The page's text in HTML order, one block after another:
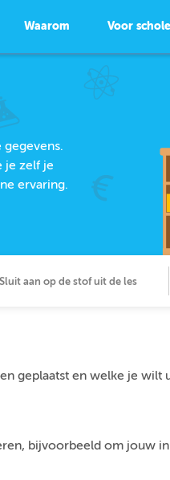
Waarom Voor
je zelf je
ervaring.
Sluit aan op de stof uit de les
geplaatst en welke je wilt
bijvoorbeeld om jouw